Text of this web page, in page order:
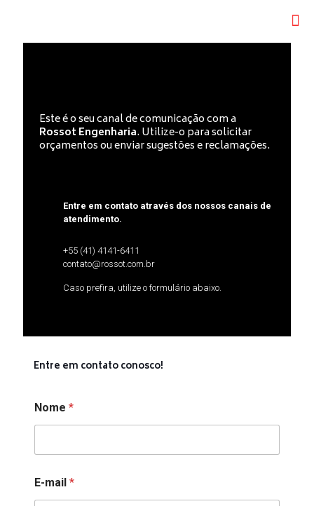
Este é o seu canal de comunicação com a
Rossot Engenharia. Utilize-o para solicitar
orçamentos ou enviar sugestões e reclamações.
Entre em contato através dos nossos canais de
atendimento.
+55 (41) 4141-6411
contato@rossot.com.br
Caso prefira, utilize o formulário abaixo.
Entre em contato conosco!
Nome *
o
m
E-mail *